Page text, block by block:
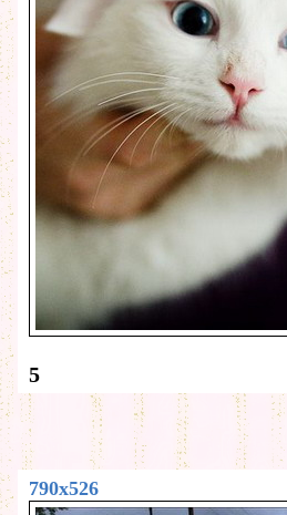
5
790x526